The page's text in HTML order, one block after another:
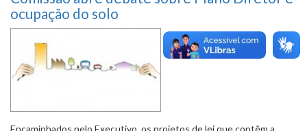
ocupação do solo